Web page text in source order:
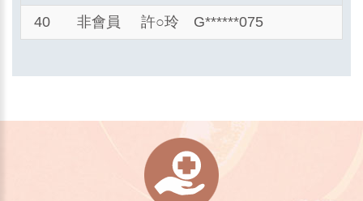
40 非會員 許○玲 G******075